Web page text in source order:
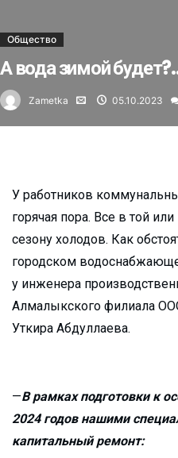
Общество
А вода зимой
Zametka 05.10.2023
У работников
горячая пора. Все в той
сезону холодов. Как
городском
у инженера
Алмалыкского филиала
Уткира Абдуллаева.
—В рамках подготовки к
2024 годов нашими
капитальный ремонт: